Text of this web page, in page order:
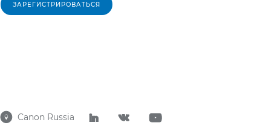
ЗАРЕГИСТРИРОВАТЬСЯ
 Canon Russia   